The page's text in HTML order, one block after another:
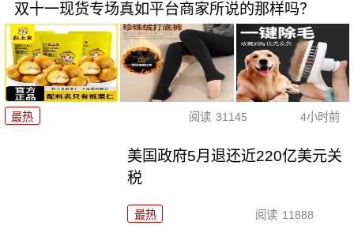
双十一现货专场真如平台商家所说的那样吗？
最热 阅读 31145 4小时前
美国政府5月退还近220亿美元关
税
最热 阅读 11888